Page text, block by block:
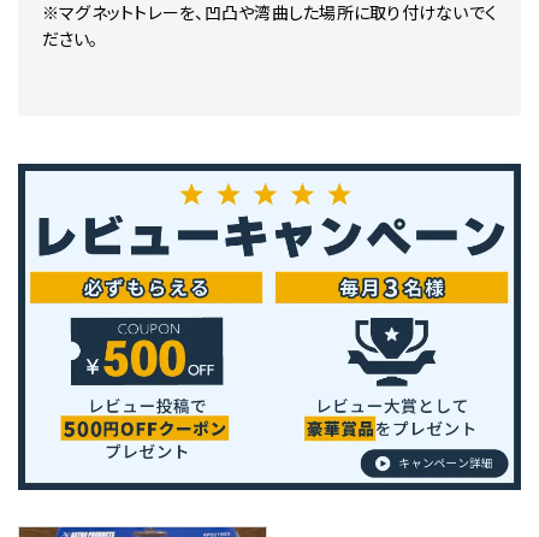
※マグネットトレーを、凹凸や湾曲した場所に取り付けないでく
ださい。